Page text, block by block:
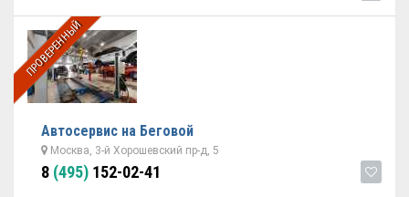
ПРОВЕРЕННЫЙ
Автосервис на Беговой
Москва, 3-й Хорошевский пр-д, 5
8 (495) 152-02-41